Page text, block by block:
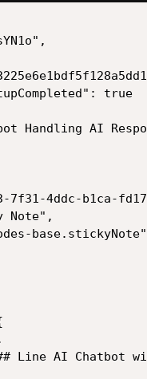
true
Handling AI
7f31-4ddc-b1ca-
Note",
Line AI Chatbot